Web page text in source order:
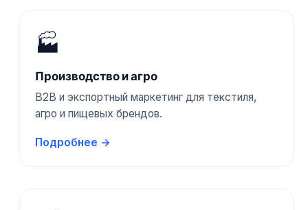
🏭
Производство и агро
B2B и экспортный маркетинг для текстиля,
агро и пищевых брендов.
Подробнее →